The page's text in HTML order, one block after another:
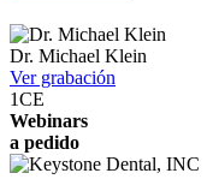
Dr. Michael Klein
Ver grabación
1CE
Webinars
a pedido